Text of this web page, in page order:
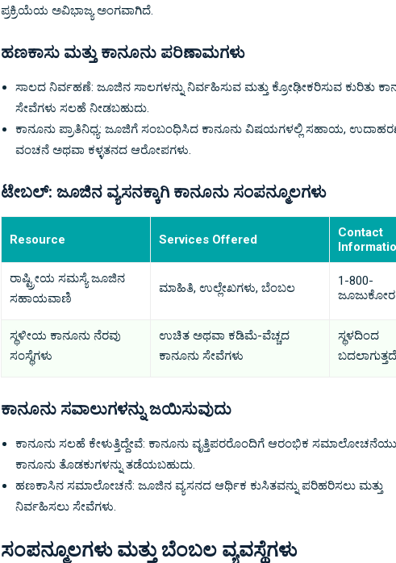
ಪ್ರಕ್ರಿಯೆಯ ಅವಿಭಾಜ್ಯ ಅಂಗವಾಗಿದೆ.
ಹಣಕಾಸು ಮತ್ತು ಕಾನೂನು ಪರಿಣಾಮಗಳು
ಸಾಲದ ನಿರ್ವಹಣೆ: ಜೂಜಿನ ಸಾಲಗಳನ್ನು ನಿರ್ವಹಿಸುವ ಮತ್ತು ಕ್ರೋಢೀಕರಿಸುವ ಕುರಿತು
ಸೇವೆಗಳು ಸಲಹೆ ನೀಡಬಹುದು.
ಕಾನೂನು ಪ್ರಾತಿನಿಧ್ಯ: ಜೂಜಿಗೆ ಸಂಬಂಧಿಸಿದ ಕಾನೂನು ವಿಷಯಗಳಲ್ಲಿ ಸಹಾಯ,
ವಂಚನೆ ಅಥವಾ ಕಳ್ಳತನದ ಆರೋಪಗಳು.
ಟೇಬಲ್: ಜೂಜಿನ ವ್ಯಸನಕ್ಕಾಗಿ ಕಾನೂನು ಸಂಪನ್ಮೂಲಗಳು
Resource Services Offered
Contact
ರಾಷ್ಟ್ರೀಯ ಸಮಸ್ಯೆ ಜೂಜಿನ
ಸಹಾಯವಾಣಿ
ಮಾಹಿತಿ, ಉಲ್ಲೇಖಗಳು, ಬೆಂಬಲ
1-800-
ಜೂಜುಕೋರ
ಸ್ಥಳೀಯ ಕಾನೂನು ನೆರವು
ಸಂಸ್ಥೆಗಳು
ಉಚಿತ ಅಥವಾ ಕಡಿಮೆ-ವೆಚ್ಚದ
ಕಾನೂನು ಸೇವೆಗಳು
ಸ್ಥಳದಿಂದ
ಬದಲಾಗುತ್ತದೆ
ಕಾನೂನು ಸವಾಲುಗಳನ್ನು ಜಯಿಸುವುದು
ಕಾನೂನು ಸಲಹೆ ಕೇಳುತ್ತಿದ್ದೇವೆ: ಕಾನೂನು ವೃತ್ತಿಪರರೊಂದಿಗೆ ಆರಂಭಿಕ
ಕಾನೂನು ತೊಡಕುಗಳನ್ನು ತಡೆಯಬಹುದು.
ಹಣಕಾಸಿನ ಸಮಾಲೋಚನೆ: ಜೂಜಿನ ವ್ಯಸನದ ಆರ್ಥಿಕ ಕುಸಿತವನ್ನು ಪರಿಹರಿಸಲು ಮತ್ತು
ನಿರ್ವಹಿಸಲು ಸೇವೆಗಳು.
ಸಂಪನ್ಮೂಲಗಳು ಮತ್ತು ಬೆಂಬಲ ವ್ಯವಸ್ಥೆಗಳು